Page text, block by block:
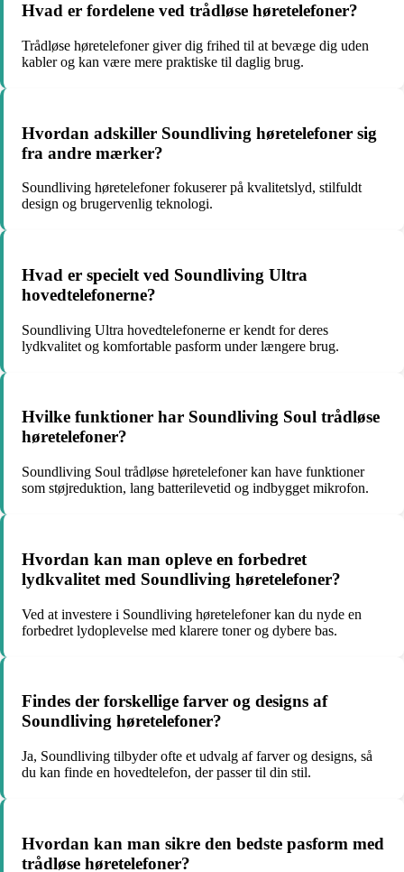
Hvad er fordelene ved trådløse høretelefoner?
Trådløse høretelefoner giver dig frihed til at bevæge dig uden
kabler og kan være mere praktiske til daglig brug.
Hvordan adskiller Soundliving høretelefoner sig
fra andre mærker?
Soundliving høretelefoner fokuserer på kvalitetslyd, stilfuldt
design og brugervenlig teknologi.
Hvad er specielt ved Soundliving Ultra
hovedtelefonerne?
Soundliving Ultra hovedtelefonerne er kendt for deres
lydkvalitet og komfortable pasform under længere brug.
Hvilke funktioner har Soundliving Soul trådløse
høretelefoner?
Soundliving Soul trådløse høretelefoner kan have funktioner
som støjreduktion, lang batterilevetid og indbygget mikrofon.
Hvordan kan man opleve en forbedret
lydkvalitet med Soundliving høretelefoner?
Ved at investere i Soundliving høretelefoner kan du nyde en
forbedret lydoplevelse med klarere toner og dybere bas.
Findes der forskellige farver og designs af
Soundliving høretelefoner?
Ja, Soundliving tilbyder ofte et udvalg af farver og designs, så
du kan finde en hovedtelefon, der passer til din stil.
Hvordan kan man sikre den bedste pasform med
trådløse høretelefoner?